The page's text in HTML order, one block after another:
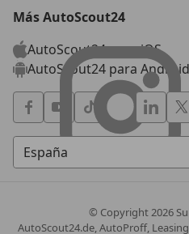
Más AutoScout24
AutoScout24 para iOS
AutoScout24 para Android
© Copyright2026
AutoScout24.de, AutoProff,